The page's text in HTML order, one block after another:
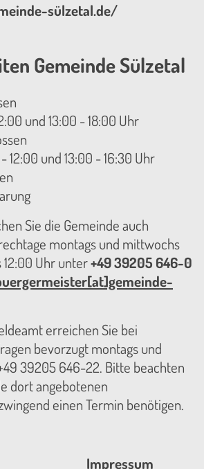
sülzetal.de/
Gemeinde Sülzetal
und 13:00 - 18:00 Uhr
12:00 und 13:00 - 16:30 Uhr
Sie die Gemeinde auch
montags und mittwochs
Uhr unter+49 39205 646-0
erreichen Sie bei
bevorzugt montags und
39205 646-22. Bitte beachten
dort angebotenen
einen Termin benötigen.
Impressum